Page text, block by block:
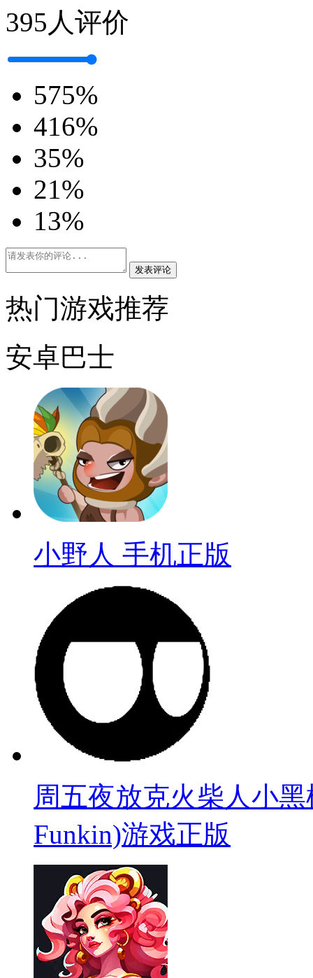
395人评价
575%
416%
35%
21%
13%
发表评论
热门游戏推荐
安卓巴士
小野人 手机正版
周五夜放克火柴人小黑
Funkin)游戏正版